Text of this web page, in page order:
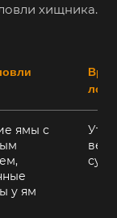
хищника.
ямы с
у ям